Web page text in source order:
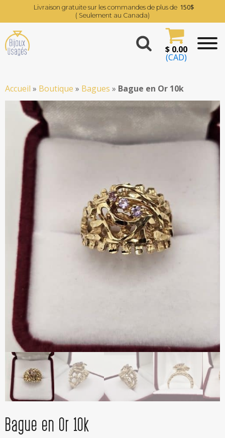
Livraison gratuite sur les commandes de plus de 150$
( Seulement au Canada)
$0.00
(CAD)
Accueil » Boutique » Bagues » Bague en Or 10k
Bague en Or 10k